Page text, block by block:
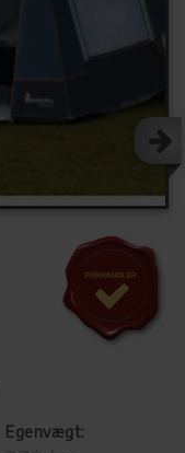
Egenvægt: